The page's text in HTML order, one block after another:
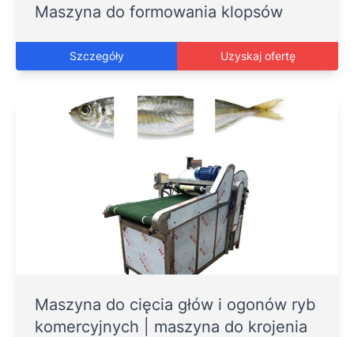
Maszyna do formowania klopsów
Szczegóły Uzyskaj ofertę
Maszyna do cięcia głów i ogonów ryb
komercyjnych | maszyna do krojenia